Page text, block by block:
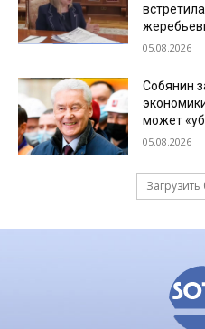
05.08.2026
Собянин
может
05.08.2026